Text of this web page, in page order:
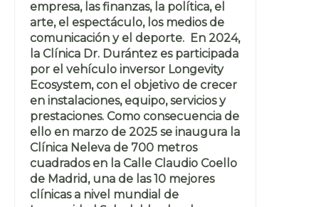
empresa, las finanzas, la política, el
arte, el espectáculo, los medios de
comunicación y el deporte. En 2024,
la Clínica Dr. Durántez es participada
por el vehículo inversor Longevity
Ecosystem, con el objetivo de crecer
en instalaciones, equipo, servicios y
prestaciones. Como consecuencia de
ello en marzo de 2025 se inaugura la
Clínica Neleva de 700 metros
cuadrados en la Calle Claudio Coello
de Madrid, una de las 10 mejores
clínicas a nivel mundial de